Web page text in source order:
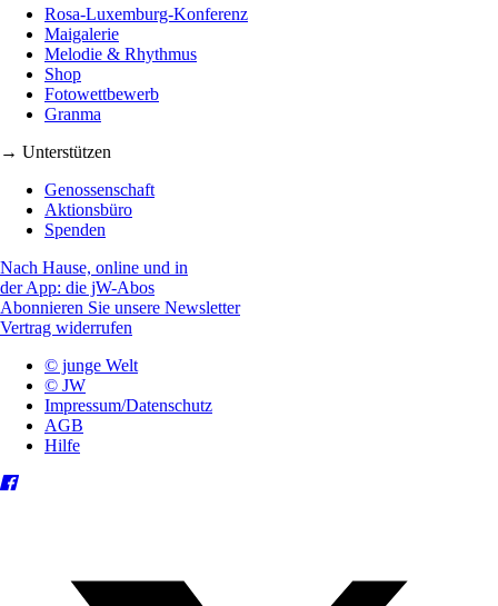
Rosa-Luxemburg-Konferenz
Maigalerie
Melodie & Rhythmus
Shop
Fotowettbewerb
Granma
→ Unterstützen
Genossenschaft
Aktionsbüro
Spenden
Nach Hause, online und in
der App: die jW-Abos
Abonnieren Sie unsere Newsletter
Vertrag widerrufen
© junge Welt
© JW
Impressum/Datenschutz
AGB
Hilfe